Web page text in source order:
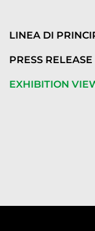
LINEA DI
PRESS RELEASE
EXHIBITION